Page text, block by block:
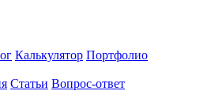
Калькулятор Портфолио
Статьи Вопрос-ответ